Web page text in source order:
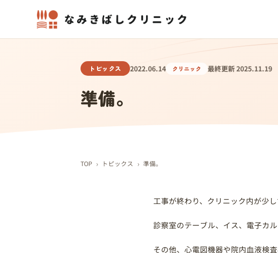
トピックス 2022.06.14 クリニック 最終更新 2025.11.19
準備。
TOP › トピックス › 準備。
工事が終わり、クリニック内が少
診察室のテーブル、イス、電子カ
その他、心電図機器や院内血液検